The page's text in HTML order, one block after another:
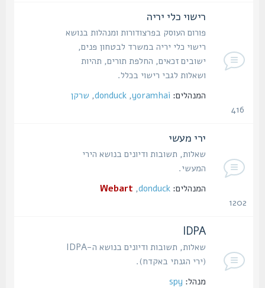
רישוי כלי יריה
פורום העוסק בפרצודורות ומנהלות בנושא
רישוי כלי יריה במשרד לבטחון פנים,
ישובים זכאים, החלפת תורים, תהיות
ושאלות לגבי רישוי בכלל.
המנהלים: yoramhai
,
donduck
,שרקן
ירי מעשי
שאלות, תשובות ודיונים בנושא הירי
המעשי.
המנהלים: donduck
,
Webart
IDPA
שאלות, תשובות ודיונים בנושא ה-IDPA
(ירי הגנתי באקדח).
מנהל: spy